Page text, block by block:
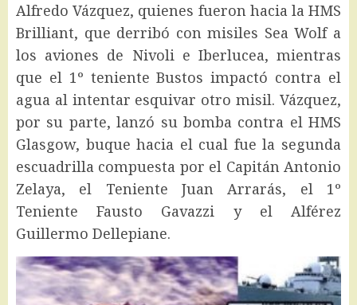
Alfredo Vázquez, quienes fueron hacia la HMS
Brilliant, que derribó con misiles Sea Wolf a
los aviones de Nivoli e Iberlucea, mientras
que el 1º teniente Bustos impactó contra el
agua al intentar esquivar otro misil. Vázquez,
por su parte, lanzó su bomba contra el HMS
Glasgow, buque hacia el cual fue la segunda
escuadrilla compuesta por el Capitán Antonio
Zelaya, el Teniente Juan Arrarás, el 1º
Teniente Fausto Gavazzi y el Alférez
Guillermo Dellepiane.